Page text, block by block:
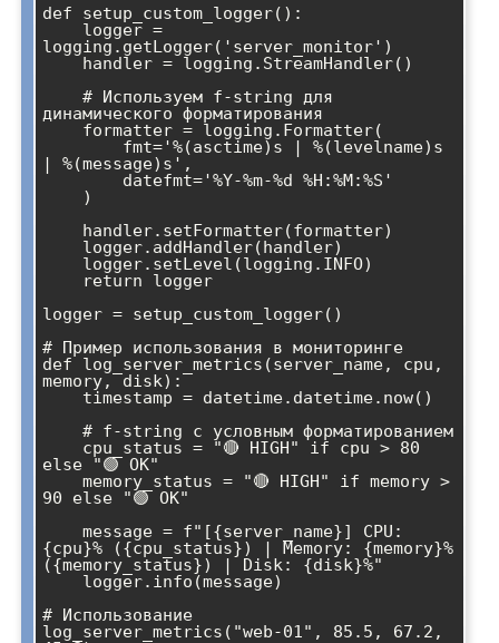
def setup_custom_logger():
logging.getLogger('server_monitor')
динамического форматирования
| %(message)s',
        datefmt='%Y-%m-%d %H:%M:%S'
logger = setup_custom_logger()
# Пример использования в мониторинге
def log_server_metrics(server_name, cpu,
memory, disk):
else "🟢 OK"
90 else "🟢 OK"
{cpu}% ({cpu_status}) | Memory: {memory}%
({memory_status}) | Disk: {disk}%"
# Использование
log_server_metrics("web-01", 85.5, 67.2,